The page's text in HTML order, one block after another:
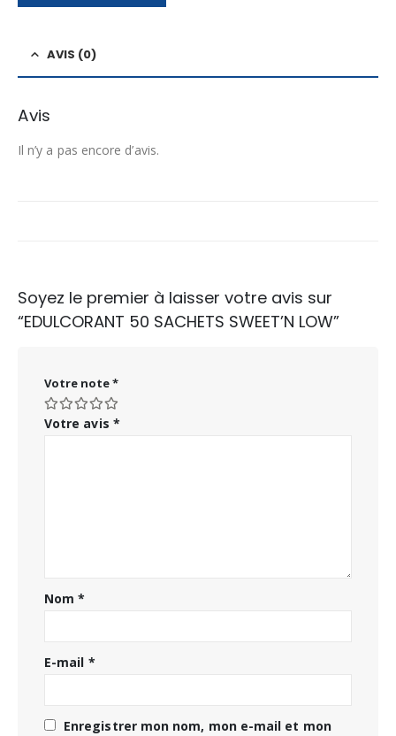
AVIS (0)
Avis
Il n’y a pas encore d’avis.
Soyez le premier à laisser votre avis sur
“EDULCORANT 50 SACHETS SWEET’N LOW”
Votre note*
Votre avis *
Nom*
E-mail *
Enregistrer mon nom, mon e-mail et mon